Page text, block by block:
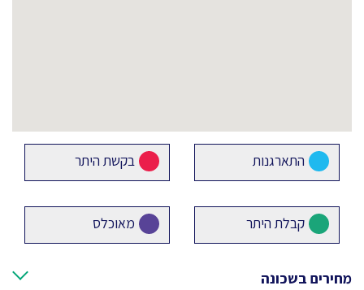
התארגנות בקשת היתר
קבלת היתר מאוכלס
מחירים בשכונה